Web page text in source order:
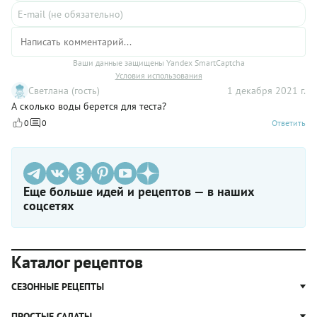
Ваши данные защищены Yandex SmartCaptcha
Условия использования
Светлана (гость)
1 декабря 2021 г.
А сколько воды берется для теста?
0 0 Ответить
Еще больше идей и рецептов — в наших
соцсетях
Каталог рецептов
СЕЗОННЫЕ РЕЦЕПТЫ
Рецепты из капусты